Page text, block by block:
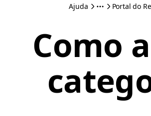
Ajuda Portal do
Como